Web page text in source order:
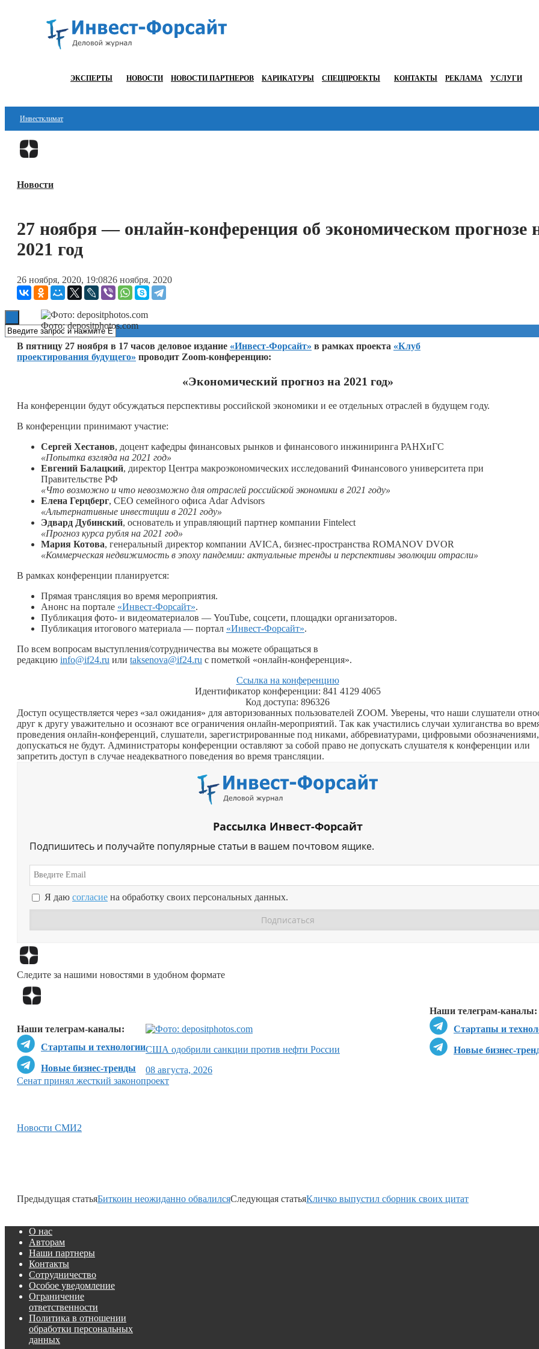
ЭКСПЕРТЫ НОВОСТИ НОВОСТИ ПАРТНЕРОВ КАРИКАТУРЫ СПЕЦПРОЕКТЫ КОНТАКТЫ РЕКЛАМА УСЛУГИ
Инвестклимат
Финансы
Блокчейн
Книги
Новости
27 ноября — онлайн-конференция об экономическом прогнозе
2021 год
26 ноября, 2020, 19:0826 ноября, 2020
Фото: depositphotos.com
В пятницу 27 ноября в 17 часов деловое издание «Инвест-Форсайт» в рамках проекта «Клуб
проектирования будущего» проводит Zoom-конференцию:
«Экономический прогноз на 2021 год»
На конференции будут обсуждаться перспективы российской экономики и ее отдельных отраслей в будущем году.
В конференции принимают участие:
Сергей Хестанов, доцент кафедры финансовых рынков и финансового инжиниринга РАНХиГС
«Попытка взгляда на 2021 год»
Евгений Балацкий, директор Центра макроэкономических исследований Финансового университета при
Правительстве РФ
«Что возможно и что невозможно для отраслей российской экономики в 2021 году»
Елена Герцберг, CEO семейного офиса Adar Advisors
«Альтернативные инвестиции в 2021 году»
Эдвард Дубинский, основатель и управляющий партнер компании Fintelect
«Прогноз курса рубля на 2021 год»
Мария Котова, генеральный директор компании AVICA, бизнес-пространства ROMANOV DVOR
«Коммерческая недвижимость в эпоху пандемии: актуальные тренды и перспективы эволюции отрасли»
В рамках конференции планируется:
Прямая трансляция во время мероприятия.
Анонс на портале «Инвест-Форсайт».
Публикация фото- и видеоматериалов — YouTube, соцсети, площадки организаторов.
Публикация итогового материала — портал «Инвест-Форсайт».
По всем вопросам выступления/сотрудничества вы можете обращаться в
редакцию info@if24.ru или taksenova@if24.ru с пометкой «онлайн-конференция».
Ссылка на конференцию
Идентификатор конференции: 841 4129 4065
Код доступа: 896326
Доступ осуществляется через «зал ожидания» для авторизованных пользователей ZOOM. Уверены, что наши слушатели
друг к другу уважительно и осознают все ограничения онлайн-мероприятий. Так как участились случаи хулиганства во
проведения онлайн-конференций, слушатели, зарегистрированные под никами, аббревиатурами, цифровыми обозначениями,
допускаться не будут. Администраторы конференции оставляют за собой право не допускать слушателя к конференции или
запретить доступ в случае неадекватного поведения во время трансляции.
Рассылка Инвест-Форсайт
Подпишитесь и получайте популярные статьи в вашем почтовом ящике.
Я даю согласие на обработку своих персональных данных.
Следите за нашими новостями в удобном формате
Наши телеграм-каналы:
Стартапы и
Новые бизнес-
Наши телеграм-каналы:
Стартапы и технологии
Новые бизнес-тренды
США одобрили санкции против нефти России
08 августа, 2026
Сенат принял жесткий законопроект
Новости СМИ2
Предыдущая статьяБиткоин неожиданно обвалилсяСледующая статьяКличко выпустил сборник своих цитат
О нас
Авторам
Наши партнеры
Контакты
Сотрудничество
Особое уведомление
Ограничение
ответственности
Политика в отношении
обработки персональных
данных